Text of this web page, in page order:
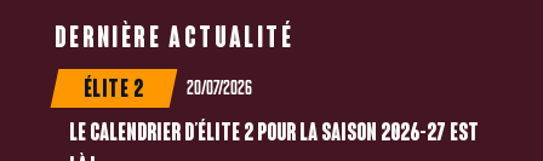
DERNIÈRE ACTUALITÉ
ÉLITE 2 20/07/2026
LE CALENDRIER D’ÉLITE 2 POUR LA SAISON 2026-27 EST